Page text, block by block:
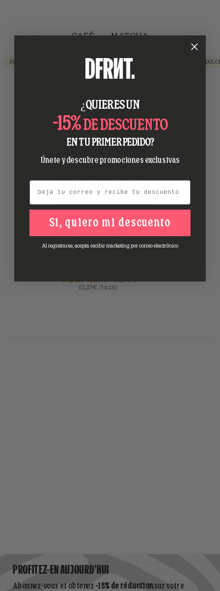
CAFÉ MATCHA
SWEET AND CREAMY
Depuis41,23€ 46,60€
(0,27€ / taza)
PROFITEZ-EN AUJOURD'HUI
Abonnez-vous et obtenez -15% de réductionsur votre
¿QUIERES UN
-15%DE DESCUENTO
EN TU PRIMER PEDIDO?
Únete y descubre promociones exclusivas
Email
Si, quiero mi descuento
Al registrarse, acepta recibir marketing por correo electrónico